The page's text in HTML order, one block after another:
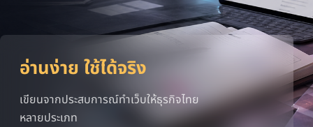
อ่านง่าย ใช้ได้จริง
เขียนจากประสบการณ์ทำเว็บให้ธุรกิจไทย
หลายประเภท